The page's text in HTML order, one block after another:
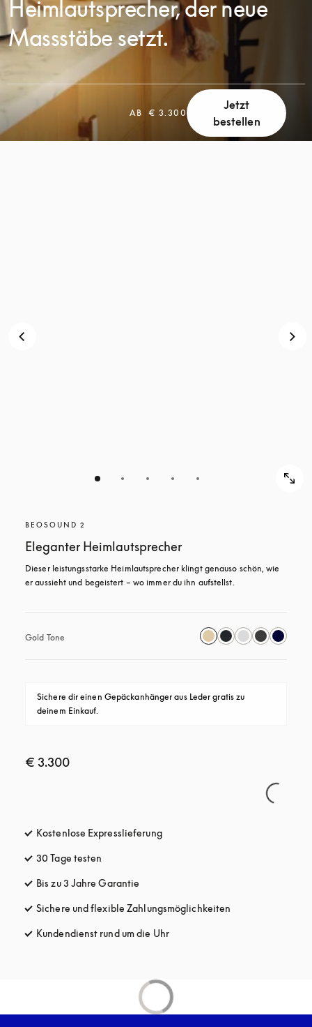
Heimlautsprecher, der neue
Massstäbe setzt.
AB € 3.300
Jetzt
bestellen
BEOSOUND 2
Eleganter Heimlautsprecher
Dieser leistungsstarke Heimlautsprecher klingt genauso schön, wie
er aussieht und begeistert – wo immer du ihn aufstellst.
Gold Tone
Sichere dir einen Gepäckanhänger aus Leder gratis zu
deinem Einkauf.
€ 3.300
Kostenlose Expresslieferungöffnet sich in einem neuen Tab
30 Tage testen
Bis zu 3 Jahre Garantie
Sichere und flexible Zahlungsmöglichkeiten
Kundendienst rund um die Uhröffnet sich in einem neuen Tab